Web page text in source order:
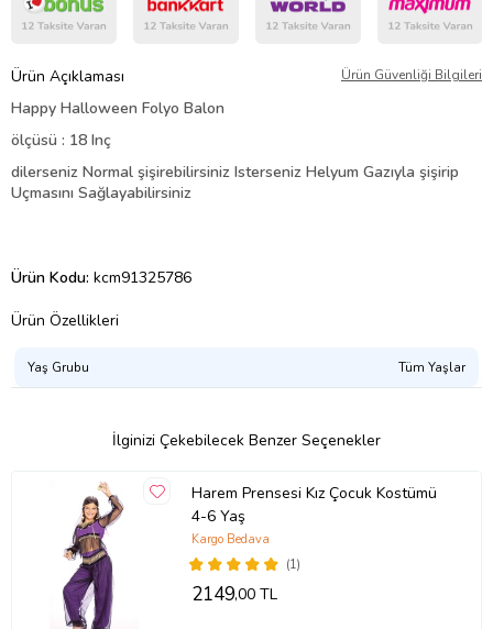
Ürün Açıklaması Ürün Güvenliği Bilgileri
Happy Halloween Folyo Balon
ölçüsü : 18 Inç
dilerseniz Normal şişirebilirsiniz Isterseniz Helyum Gazıyla şişirip
Uçmasını Sağlayabilirsiniz
Ürün Kodu: kcm91325786
Ürün Özellikleri
Yaş Grubu Tüm Yaşlar
İlginizi Çekebilecek Benzer Seçenekler
Harem Prensesi Kız Çocuk Kostümü
4-6 Yaş
(1)
Kargo Bedava
2149,00 TL